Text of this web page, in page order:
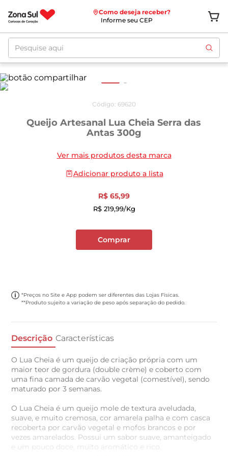
Como deseja receber?
Informe seu CEP
Pesquise aqui
Código: 69620
Queijo Artesanal Lua Cheia Serra das
Antas 300g
Ver mais produtos desta marca
Adicionar produto a lista
R$ 65,99
R$ 219,99/kg
Comprar
*Preços no Site e App podem ser diferentes das Lojas Físicas.
**Produto sujeito a variação de peso após separação do pedido.
Descrição Características
O Lua Cheia é um queijo de criação própria com um
maior teor de gordura (double crème) e coberto com
uma fina camada de carvão vegetal (comestível), sendo
maturado por 3 semanas.
O Lua Cheia é um queijo mole de textura aveludada,
suave, e muito cremosa, cor amarela palha e com casca
recoberta por carvão vegetal e mofos brancos e por
vezes amarelados. Possui um sabor suave, amanteigado
e um pouco doce, muito aromático e rico.